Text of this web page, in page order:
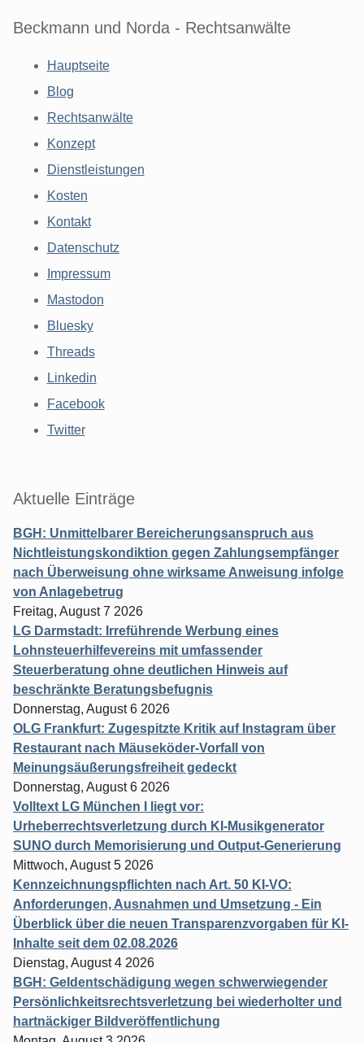
Beckmann und Norda - Rechtsanwälte
Hauptseite
Blog
Rechtsanwälte
Konzept
Dienstleistungen
Kosten
Kontakt
Datenschutz
Impressum
Mastodon
Bluesky
Threads
Linkedin
Facebook
Twitter
Aktuelle Einträge
BGH: Unmittelbarer Bereicherungsanspruch aus
Nichtleistungskondiktion gegen Zahlungsempfänger
nach Überweisung ohne wirksame Anweisung infolge
von Anlagebetrug
Freitag, August 7 2026
LG Darmstadt: Irreführende Werbung eines
Lohnsteuerhilfevereins mit umfassender
Steuerberatung ohne deutlichen Hinweis auf
beschränkte Beratungsbefugnis
Donnerstag, August 6 2026
OLG Frankfurt: Zugespitzte Kritik auf Instagram über
Restaurant nach Mäuseköder-Vorfall von
Meinungsäußerungsfreiheit gedeckt
Donnerstag, August 6 2026
Volltext LG München I liegt vor:
Urheberrechtsverletzung durch KI-Musikgenerator
SUNO durch Memorisierung und Output-Generierung
Mittwoch, August 5 2026
Kennzeichnungspflichten nach Art. 50 KI-VO:
Anforderungen, Ausnahmen und Umsetzung - Ein
Überblick über die neuen Transparenzvorgaben für KI-
Inhalte seit dem 02.08.2026
Dienstag, August 4 2026
BGH: Geldentschädigung wegen schwerwiegender
Persönlichkeitsrechtsverletzung bei wiederholter und
hartnäckiger Bildveröffentlichung